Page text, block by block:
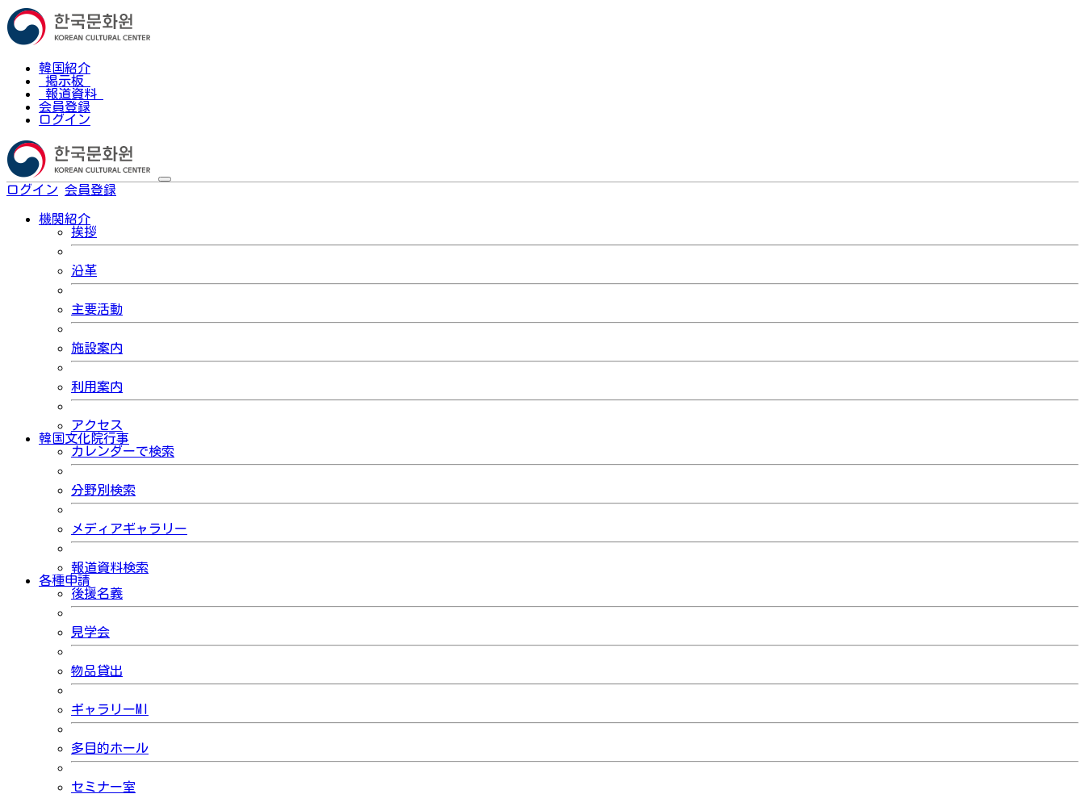
韓国紹介
掲示板
報道資料
会員登録
ログイン
ログイン 会員登録
機関紹介
挨拶
沿革
主要活動
施設案内
利用案内
アクセス
韓国文化院行事
カレンダーで検索
分野別検索
メディアギャラリー
報道資料検索
各種申請
後援名義
見学会
物品貸出
ギャラリーMI
多目的ホール
セミナー室